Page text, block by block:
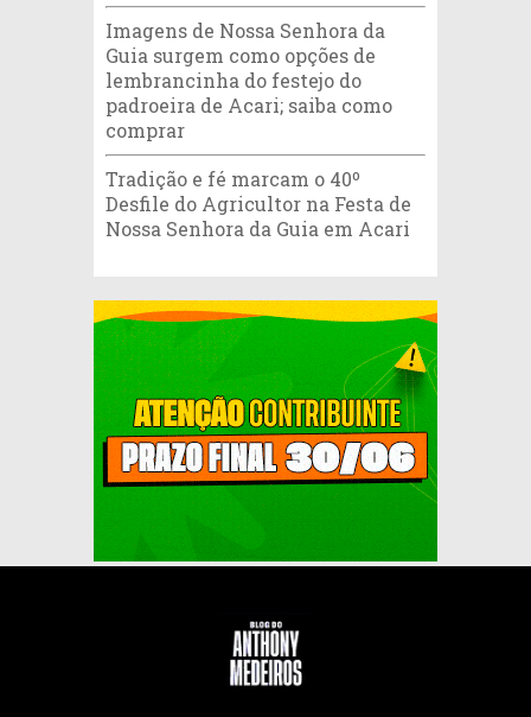
Imagens de Nossa Senhora da
Guia surgem como opções de
lembrancinha do festejo do
padroeira de Acari; saiba como
comprar
Tradição e fé marcam o 40º
Desfile do Agricultor na Festa de
Nossa Senhora da Guia em Acari